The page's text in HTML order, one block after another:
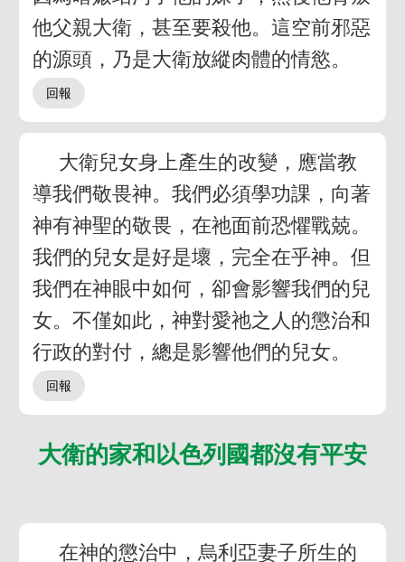
他父親大衛，甚至要殺他。這空前邪惡
的源頭，乃是大衛放縱肉體的情慾。
大衛兒女身上產生的改變，應當教
導我們敬畏神。我們必須學功課，向著
神有神聖的敬畏，在祂面前恐懼戰兢。
我們的兒女是好是壞，完全在乎神。但
我們在神眼中如何，卻會影響我們的兒
女。不僅如此，神對愛祂之人的懲治和
行政的對付，總是影響他們的兒女。
大衛的家和以色列國都沒有平安
在神的懲治中，烏利亞妻子所生的